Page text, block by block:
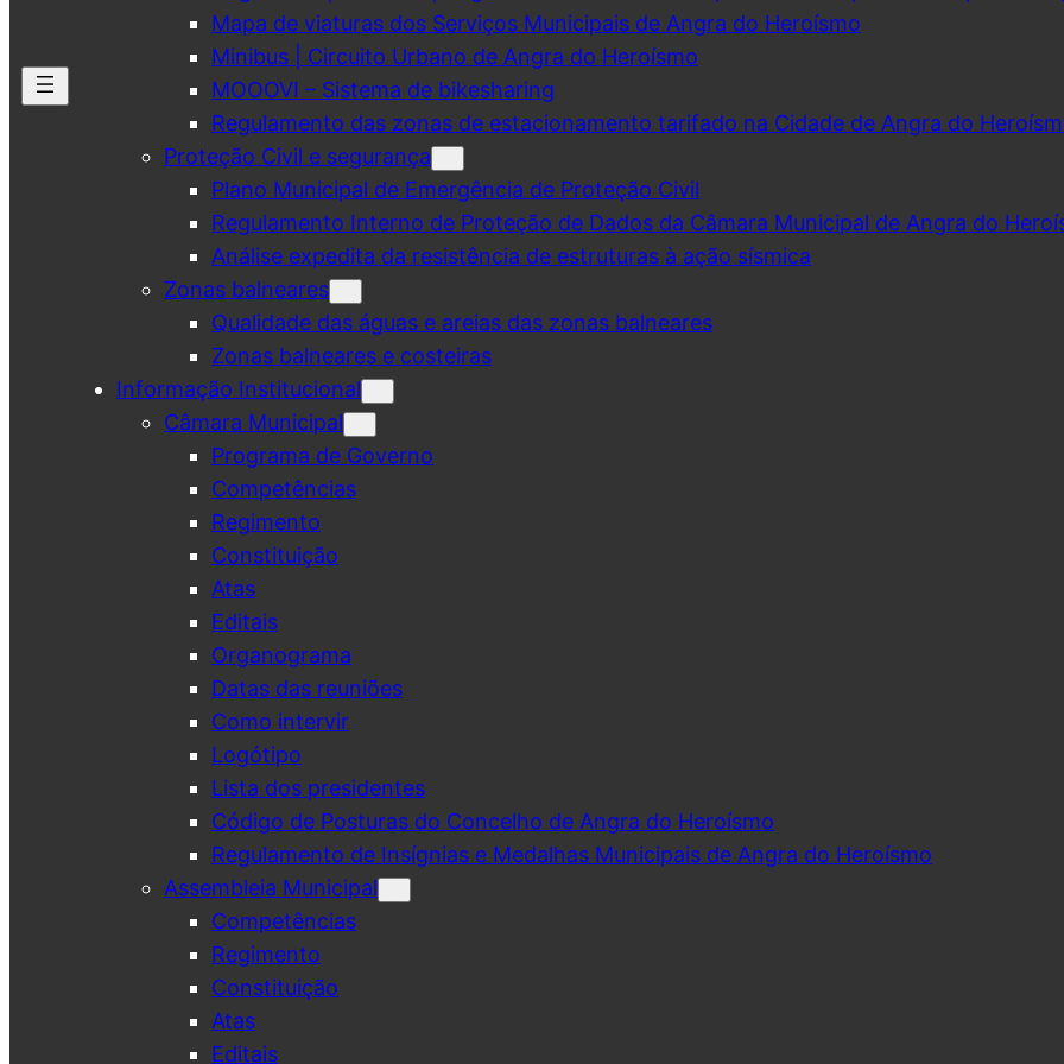
Mapa de viaturas dos Serviços Municipais de Angra do Heroísmo
Minibus | Circuito Urbano de Angra do Heroísmo
MOOOVI – Sistema de bikesharing
Regulamento das zonas de estacionamento tarifado na Cidade de Angra do
Proteção Civil e segurança
Plano Municipal de Emergência de Proteção Civil
Regulamento Interno de Proteção de Dados da Câmara Municipal de Angra do
Análise expedita da resistência de estruturas à ação sísmica
Zonas balneares
Qualidade das águas e areias das zonas balneares
Zonas balneares e costeiras
Informação Institucional
Câmara Municipal
Programa de Governo
Competências
Regimento
Constituição
Atas
Editais
Organograma
Datas das reuniões
Como intervir
Logótipo
Lista dos presidentes
Código de Posturas do Concelho de Angra do Heroísmo
Regulamento de Insígnias e Medalhas Municipais de Angra do Heroísmo
Assembleia Municipal
Competências
Regimento
Constituição
Atas
Editais